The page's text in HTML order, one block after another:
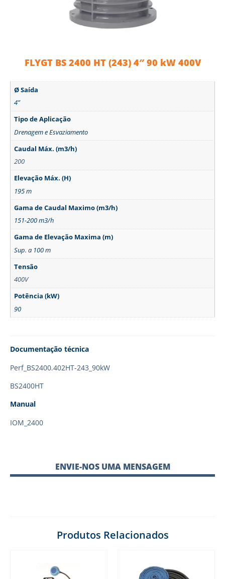
FLYGT BS 2400 HT (243) 4″ 90 kW 400V
Ø Saída
4”
Tipo de Aplicação
Drenagem e Esvaziamento
Caudal Máx. (m3/h)
200
Elevação Máx. (H)
195 m
Gama de Caudal Maximo (m3/h)
151-200 m3/h
Gama de Elevação Maxima (m)
Sup. a 100 m
Tensão
400V
Potência (kW)
90
Documentação técnica
Perf_BS2400.402HT-243_90kW
BS2400HT
Manual
IOM_2400
ENVIE-NOS UMA MENSAGEM
Produtos Relacionados